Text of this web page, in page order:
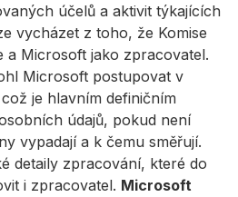
účelů a aktivit týkajících
vycházet z toho, že Komise
a Microsoft jako zpracovatel.
Microsoft postupovat v
je hlavním definičním
údajů, pokud není
vypadají a k čemu směřují.
detaily zpracování, které do
i zpracovatel. Microsoft